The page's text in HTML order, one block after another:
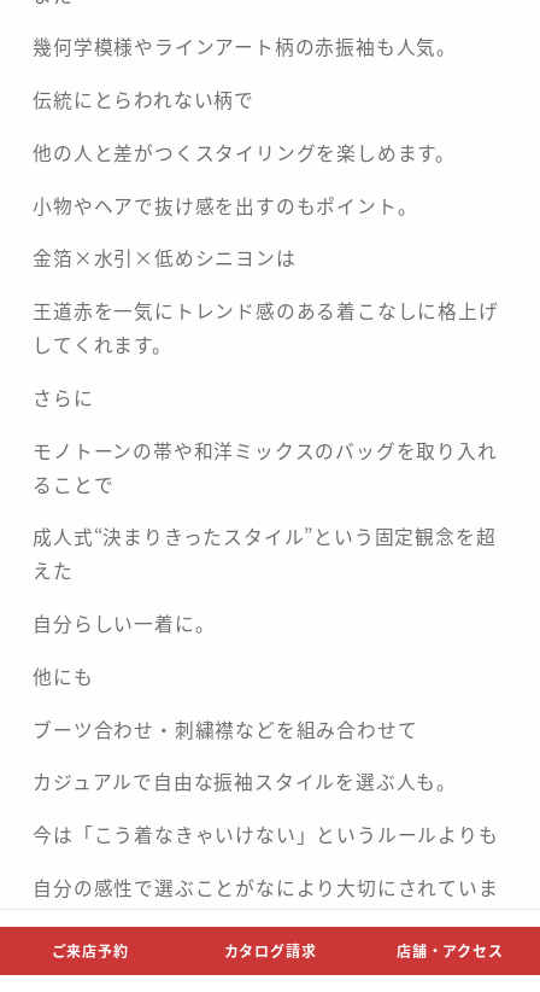
幾何学模様やラインアート柄の赤振袖も人気。
伝統にとらわれない柄で
他の人と差がつくスタイリングを楽しめます。
小物やヘアで抜け感を出すのもポイント。
金箔×水引×低めシニヨンは
王道赤を一気にトレンド感のある着こなしに格上げ
してくれます。
さらに
モノトーンの帯や和洋ミックスのバッグを取り入れ
ることで
成人式“決まりきったスタイル”という固定観念を超
えた
自分らしい一着に。
他にも
ブーツ合わせ・刺繍襟などを組み合わせて
カジュアルで自由な振袖スタイルを選ぶ人も。
今は「こう着なきゃいけない」というルールよりも
自分の感性で選ぶことがなにより大切にされていま
す。
赤振袖は
ご来店予約 カタログ請求 店舗・アクセス